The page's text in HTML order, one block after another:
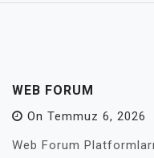
WEB FORUM
On Temmuz 6, 2026
Web Forum